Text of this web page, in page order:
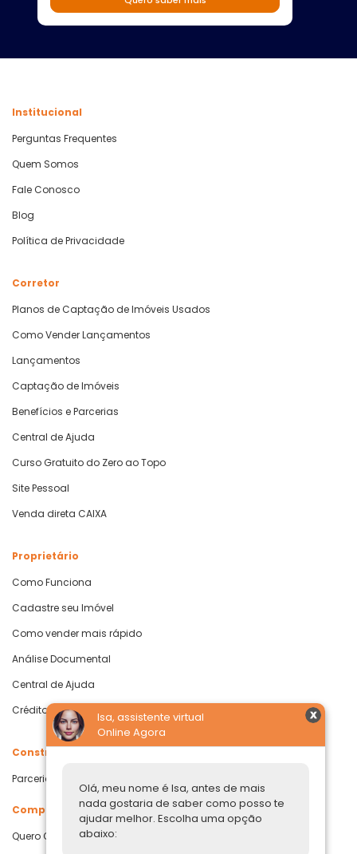
Isa, assistente virtual
Online Agora
Olá, meu nome é Isa, antes de mais
nada gostaria de saber como posso te
ajudar melhor. Escolha uma opção
abaixo:
Institucional
Perguntas Frequentes
Quem Somos
Fale Conosco
Blog
Política de Privacidade
Corretor
Planos de Captação de Imóveis Usados
Como Vender Lançamentos
Lançamentos
Captação de Imóveis
Benefícios e Parcerias
Central de Ajuda
Curso Gratuito do Zero ao Topo
Site Pessoal
Venda direta CAIXA
Proprietário
Como Funciona
Cadastre seu Imóvel
Como vender mais rápido
Análise Documental
Central de Ajuda
Crédito com Garantia de Imóvel
Construtoras
Parcerias Imobiliárias
Comprar ou alugar
Quero Comprar